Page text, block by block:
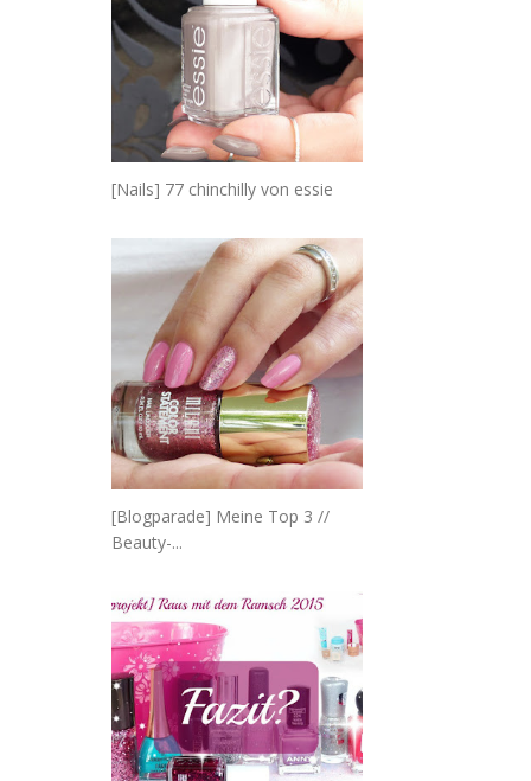
[Nails] 77 chinchilly von essie
[Blogparade] Meine Top 3 //
Beauty-...